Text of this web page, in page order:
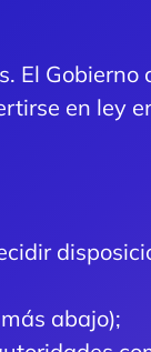
El Gobierno
en ley
abajo);